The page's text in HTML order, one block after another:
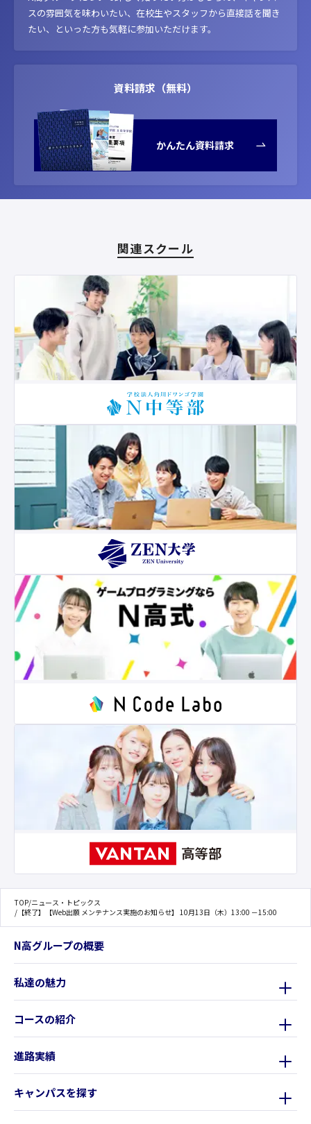
スの雰囲気を味わいたい、在校生やスタッフから直接話を聞き
たい、といった方も気軽に参加いただけます。
資料請求（無料）
かんたん資料請求
関連スクール
TOP/ニュース・トピックス
/ 【終了】【Web出願 メンテナンス実施のお知らせ】 10月13日（木）13:00 －15:00
N高グループの概要
私達の魅力
コースの紹介
進路実績
キャンパスを探す